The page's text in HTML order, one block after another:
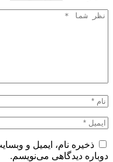
ذخیره نام، ایمیل و
دوباره دیدگاهی می‌نویسم.